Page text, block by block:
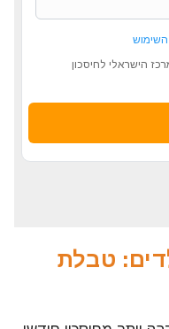
השימוש
הישראלי לחיסכון
טבלת